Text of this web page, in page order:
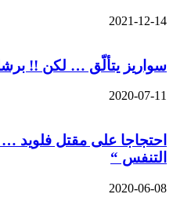
2021-12-14
سواريز يتألّق … لكن !!
2020-07-11
احتجاجا على مقتل فلويد …
التنفس “
2020-06-08